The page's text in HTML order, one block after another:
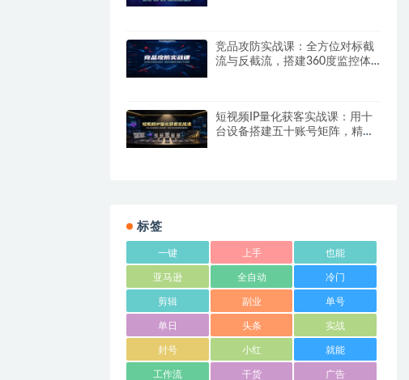
竞品攻防实战课：全方位对标截
流与反截流，搭建360度监控体
短视频IP量化获客实战课：用十
台设备搭建五十账号矩阵，精准
标签
一键 上手 也能
亚马逊 全自动 冷门
剪辑 副业 单号
单日 头条 实战
封号 小红 就能
工作流 干货 广告